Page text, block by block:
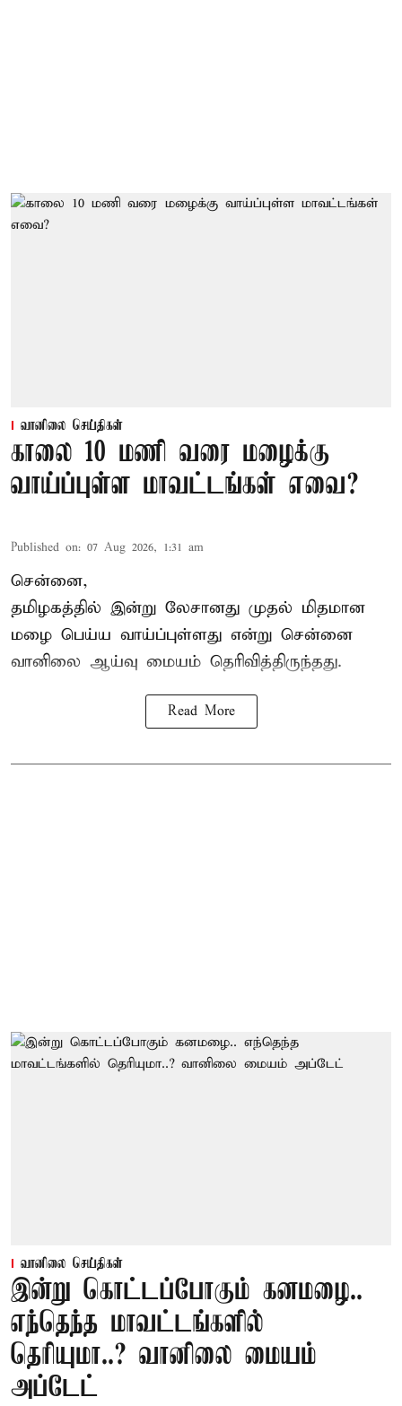
வானிலை செய்திகள்
காலை 10 மணி வரை மழைக்கு
வாய்ப்புள்ள மாவட்டங்கள் எவை?
Published on: 07 Aug 2026, 1:31 am
சென்னை,
தமிழகத்தில் இன்று லேசானது முதல் மிதமான
மழை பெய்ய வாய்ப்புள்ளது என்று சென்னை
வானிலை ஆய்வு மையம் தெரிவித்திருந்தது.
Read More
வானிலை செய்திகள்
இன்று கொட்டப்போகும் கனமழை..
எந்தெந்த மாவட்டங்களில்
தெரியுமா..? வானிலை மையம்
அப்டேட்